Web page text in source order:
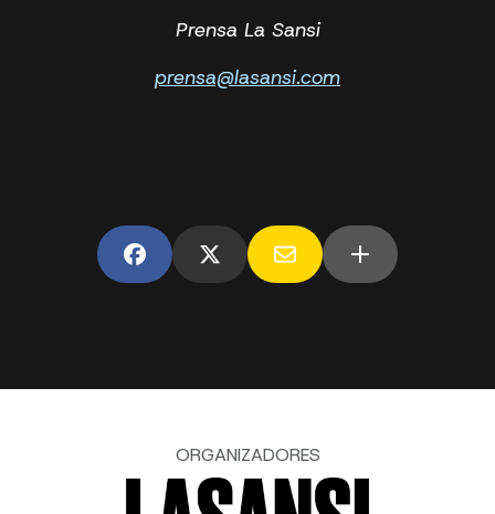
Prensa La Sansi
prensa@lasansi.com
ORGANIZADORES